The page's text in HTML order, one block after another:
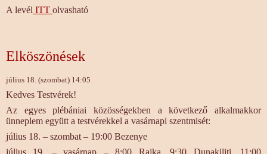
A levél ITT olvasható
Elköszönések
július 18. (szombat) 14:05
Kedves Testvérek!
Az egyes plébániai közösségekben a következő alkalmakkor
ünneplem együtt a testvérekkel a vasárnapi szentmisét:
július 18. – szombat – 19:00 Bezenye
július 19. – vasárnap – 8:00 Rajka, 9:30 Dunakiliti, 11:00